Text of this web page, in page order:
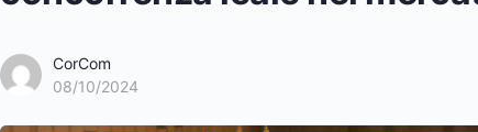
CorCom
08/10/2024